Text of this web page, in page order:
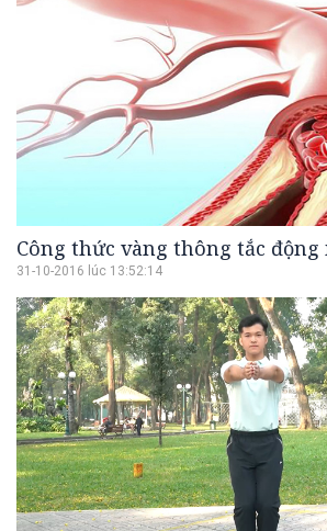
Công thức vàng thông tắc động
31-10-2016 lúc 13:52:14